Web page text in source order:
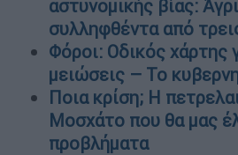
αστυνομικής βίας:
συλληφθέντα από
Φόροι: Οδικός χάρτης
μειώσεις – Το
Ποια κρίση; Η
Μοσχάτο που θα μας
προβλήματα